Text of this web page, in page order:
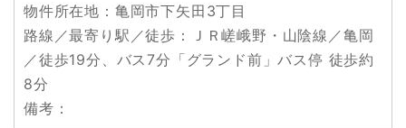
物件所在地 ：亀岡市下矢田3丁目
路線／最寄り駅／徒歩 ：ＪＲ嵯峨野・山陰線／亀岡
／徒歩19分、バス7分「グランド前」バス停 徒歩約
8分
備考 ：